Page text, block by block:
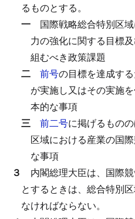
るものとする。
一 国際戦略総合特別区
力の強化に関する目標
組むべき政策課題
二 前号の目標を達成す
が実施し又はその実施
本的な事項
三 前二号に掲げるもの
区域における産業の国
な事項
３ 内閣総理大臣は、国際
とするときは、総合特別
なければならない。